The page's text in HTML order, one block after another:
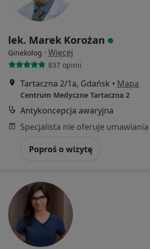
lek. Marek Korożan
Ginekolog · Więcej
837 opinii
Tartaczna 2/1a, Gdańsk • Mapa
Centrum Medyczne Tartaczna 2
Antykoncepcja awaryjna
Poproś o wizytę